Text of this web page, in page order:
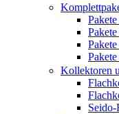
Kollektoren